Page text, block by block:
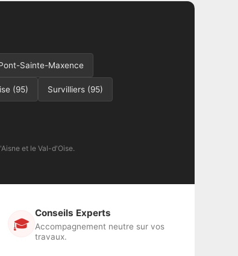
Sainte-Maxence
(95) Survilliers (95)
et le Val-d'Oise.
🎓
Conseils Experts
Accompagnement neutre sur vos
travaux.